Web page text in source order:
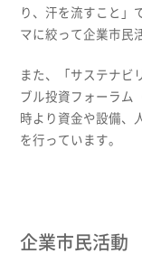
り、汗を流すこと」
マに絞って企業市民
また、「サステナビ
ブル投資フォーラム
時より資金や設備、
を行っています。
企業市民活動